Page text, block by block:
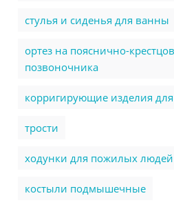
стулья и сиденья для ванны
ортез на пояснично-
позвоночника
корригирующие изделия
трости
ходунки для пожилых
костыли подмышечные